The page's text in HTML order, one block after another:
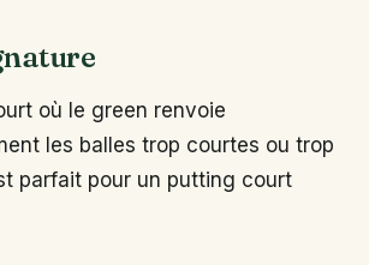
où le green renvoie
les balles trop courtes ou trop
parfait pour un putting court